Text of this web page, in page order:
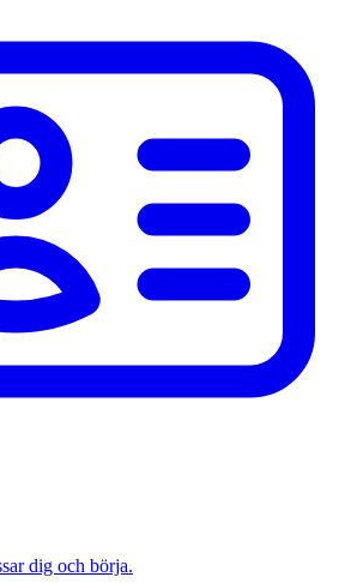
dig och börja.